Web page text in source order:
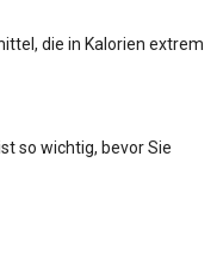
die in Kalorien extrem
so wichtig, bevor Sie